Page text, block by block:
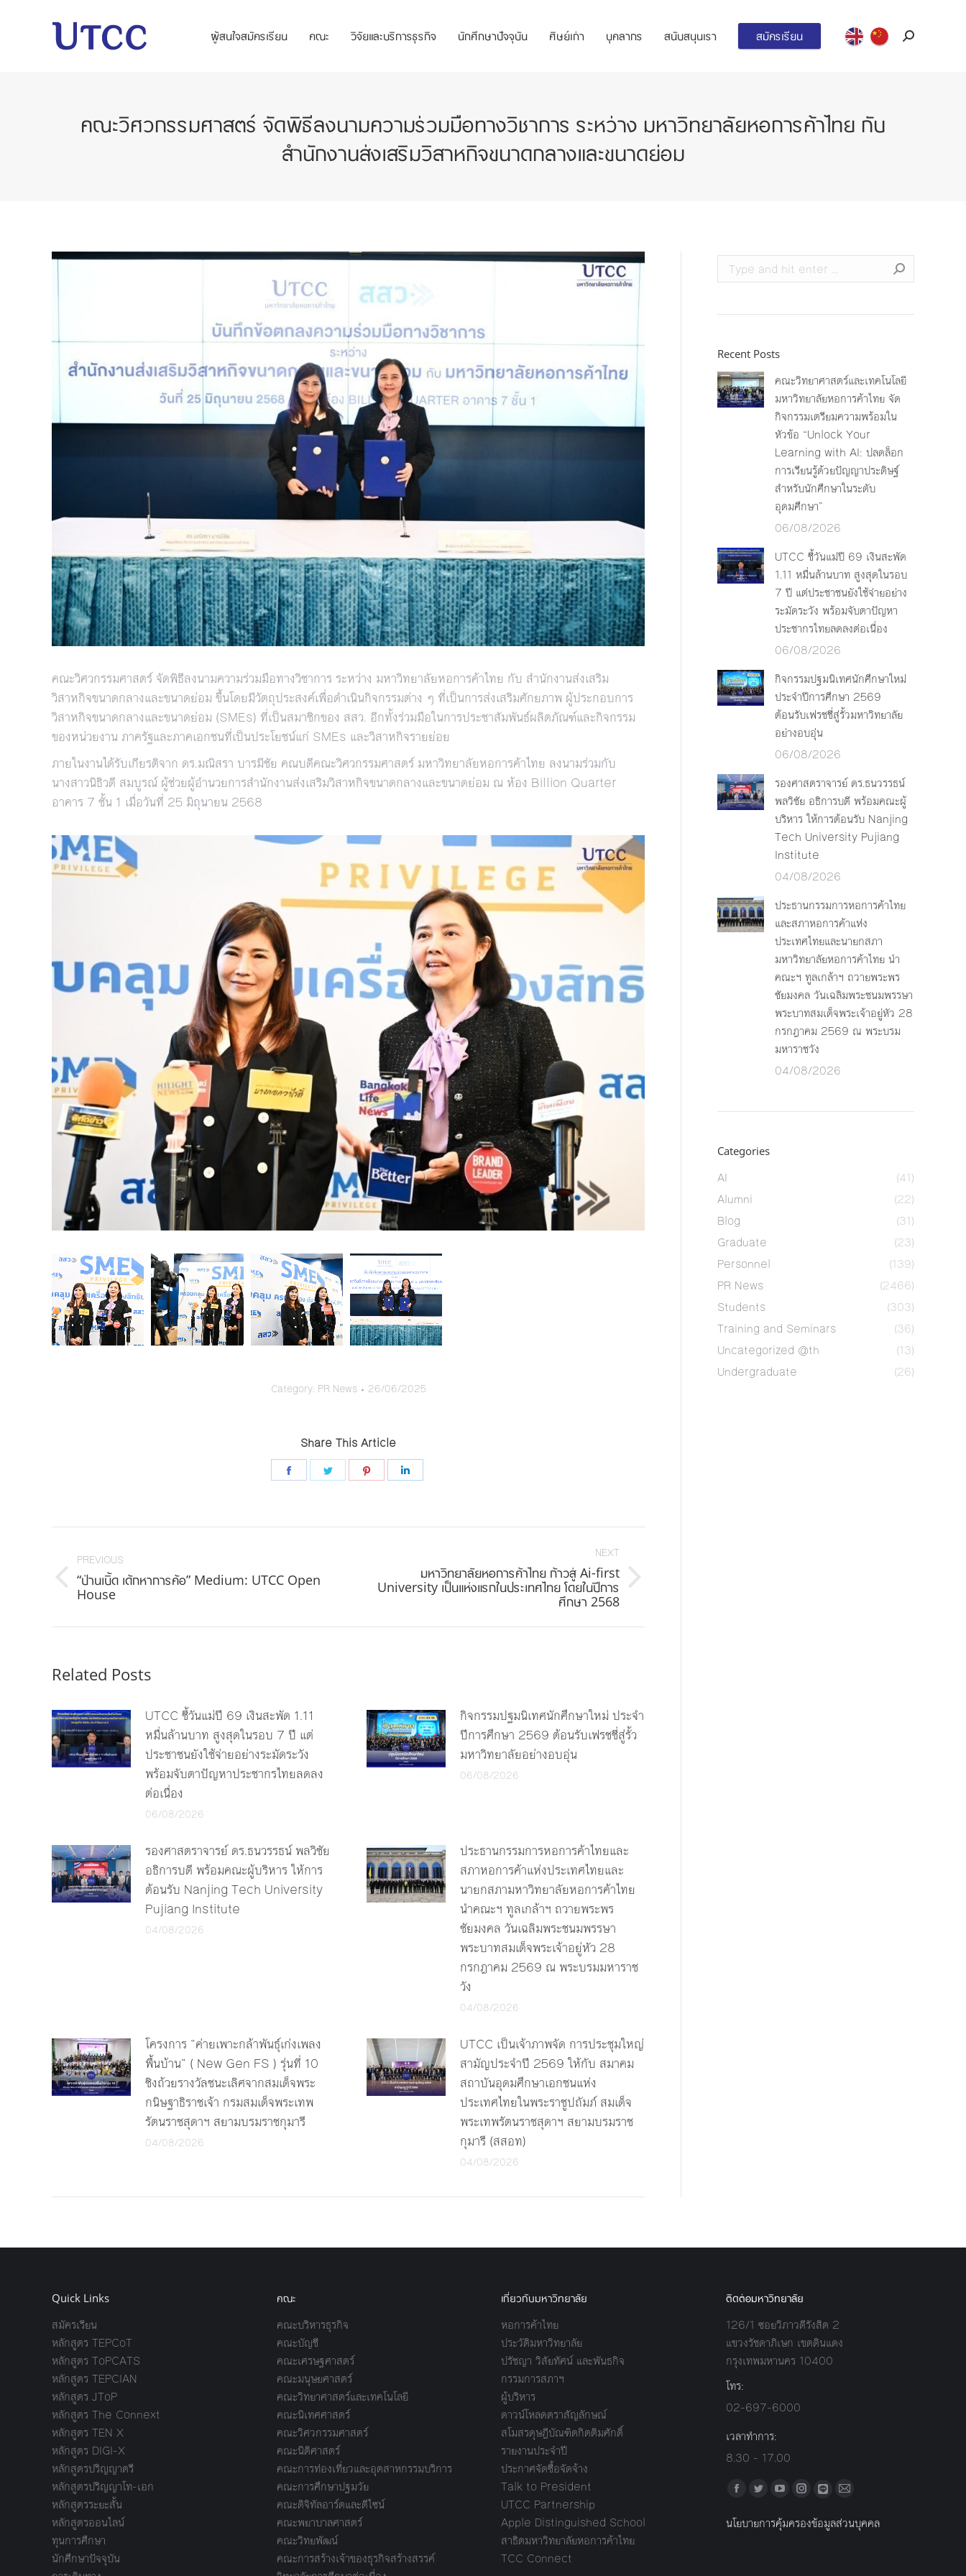
ผู้สนใจสมัครเรียน คณะ วิจัยและบริการธุรกิจ นักศึกษาปัจจุบัน ศิษย์เก่า บุคลากร สนับสนุนเรา สมัครเรียน Search:
คณะวิศวกรรมศาสตร์ จัดพิธีลงนามความร่วมมือทางวิชาการ ระหว่าง มหาวิทยาลัยหอการค้าไทย กับ
สำนักงานส่งเสริมวิสาหกิจขนาดกลางและขนาดย่อม
คณะวิศวกรรมศาสตร์ จัดพิธีลงนามความร่วมมือทางวิชาการ ระหว่าง มหาวิทยาลัยหอการค้าไทย กับ สำนักงานส่งเสริม
วิสาหกิจขนาดกลางและขนาดย่อม ขึ้นโดยมีวัตถุประสงค์เพื่อดำเนินกิจกรรมต่าง ๆ ที่เป็นการส่งเสริมศักยภาพ ผู้ประกอบการ
วิสาหกิจขนาดกลางและขนาดย่อม (SMEs) ที่เป็นสมาชิกของ สสว. อีกทั้งร่วมมือในการประชาสัมพันธ์ผลิตภัณฑ์และกิจกรรม
ของหน่วยงาน ภาครัฐและภาคเอกชนที่เป็นประโยชน์แก่ SMEs และวิสาหกิจรายย่อย
ภายในงานได้รับเกียรติจาก ดร.มณิสรา บารมีชัย คณบดีคณะวิศวกรรมศาสตร์ มหาวิทยาลัยหอการค้าไทย ลงนามร่วมกับ
นางสาวนิธิวดี สมบูรณ์ ผู้ช่วยผู้อำนวยการสำนักงานส่งเสริมวิสาหกิจขนาดกลางและขนาดย่อม ณ ห้อง Billion Quarter
อาคาร 7 ชั้น 1 เมื่อวันที่ 25 มิถุนายน 2568
Category: PR News 26/06/2025
Share This Article
Share Share
Share
navigation
PREVIOUS
Previous
post:
“ป่านเบิ้ด เด้กหาการค้อ” Medium: UTCC Open
House
NEXT
Next
มหาวิทยาลัยหอการค้าไทย ก้าวสู่ Ai-first
University เป็นแห่งแรกในประเทศไทย โดยในปีการ
ศึกษา 2568
Related Posts
UTCC ชี้วันแม่ปี 69 เงินสะพัด 1.11
หมื่นล้านบาท สูงสุดในรอบ 7 ปี แต่
ประชาชนยังใช้จ่ายอย่างระมัดระวัง
พร้อมจับตาปัญหาประชากรไทยลดลง
ต่อเนื่อง
06/08/2026
กิจกรรมปฐมนิเทศนักศึกษาใหม่ ประจำ
ปีการศึกษา 2569 ต้อนรับเฟรชชี่สู่รั้ว
มหาวิทยาลัยอย่างอบอุ่น
06/08/2026
รองศาสตราจารย์ ดร.ธนวรรธน์ พลวิชัย
อธิการบดี พร้อมคณะผู้บริหาร ให้การ
ต้อนรับ Nanjing Tech University
Pujiang Institute
04/08/2026
ประธานกรรมการหอการค้าไทยและ
สภาหอการค้าแห่งประเทศไทยและ
นายกสภามหาวิทยาลัยหอการค้าไทย
นำคณะฯ ทูลเกล้าฯ ถวายพระพร
ชัยมงคล วันเฉลิมพระชนมพรรษา
พระบาทสมเด็จพระเจ้าอยู่หัว 28
กรกฎาคม 2569 ณ พระบรมมหาราช
วัง
04/08/2026
โครงการ “ค่ายเพาะกล้าพันธุ์เก่งเพลง
พื้นบ้าน” ( New Gen FS ) รุ่นที่ 10
ชิงถ้วยรางวัลชนะเลิศจากสมเด็จพระ
กนิษฐาธิราชเจ้า กรมสมเด็จพระเทพ
รัตนราชสุดาฯ สยามบรมราชกุมารี
04/08/2026
UTCC เป็นเจ้าภาพจัด การประชุมใหญ่
สามัญประจำปี 2569 ให้กับ สมาคม
สถาบันอุดมศึกษาเอกชนแห่ง
ประเทศไทยในพระราชูปถัมภ์ สมเด็จ
พระเทพรัตนราชสุดาฯ สยามบรมราช
กุมารี (สสอท)
04/08/2026
Search:
Recent Posts
คณะวิทยาศาสตร์และเทคโนโลยี
มหาวิทยาลัยหอการค้าไทย จัด
กิจกรรมเตรียมความพร้อมใน
หัวข้อ “Unlock Your
Learning with AI: ปลดล็อก
การเรียนรู้ด้วยปัญญาประดิษฐ์
สำหรับนักศึกษาในระดับ
อุดมศึกษา”
06/08/2026
UTCC ชี้วันแม่ปี 69 เงินสะพัด
1.11 หมื่นล้านบาท สูงสุดในรอบ
7 ปี แต่ประชาชนยังใช้จ่ายอย่าง
ระมัดระวัง พร้อมจับตาปัญหา
ประชากรไทยลดลงต่อเนื่อง
06/08/2026
กิจกรรมปฐมนิเทศนักศึกษาใหม่
ประจำปีการศึกษา 2569
ต้อนรับเฟรชชี่สู่รั้วมหาวิทยาลัย
อย่างอบอุ่น
06/08/2026
รองศาสตราจารย์ ดร.ธนวรรธน์
พลวิชัย อธิการบดี พร้อมคณะผู้
บริหาร ให้การต้อนรับ Nanjing
Tech University Pujiang
Institute
04/08/2026
ประธานกรรมการหอการค้าไทย
และสภาหอการค้าแห่ง
ประเทศไทยและนายกสภา
มหาวิทยาลัยหอการค้าไทย นำ
คณะฯ ทูลเกล้าฯ ถวายพระพร
ชัยมงคล วันเฉลิมพระชนมพรรษา
พระบาทสมเด็จพระเจ้าอยู่หัว 28
กรกฎาคม 2569 ณ พระบรม
มหาราชวัง
04/08/2026
Categories
AI
(41)
Alumni
(22)
Blog
(31)
Graduate
(23)
Personnel
(139)
PR News
(2466)
Students
(303)
Training and Seminars
(36)
Uncategorized @th
(13)
Undergraduate
(26)
Quick Links
สมัครเรียน
หลักสูตร TEPCoT
หลักสูตร ToPCATS
หลักสูตร TEPCIAN
หลักสูตร JToP
หลักสูตร The Connext
หลักสูตร TEN X
หลักสูตร DIGI-X
หลักสูตรปริญญาตรี
หลักสูตรปริญญาโท-เอก
หลักสูตรระยะสั้น
หลักสูตรออนไลน์
ทุนการศึกษา
นักศึกษาปัจจุบัน
คณะ
คณะบริหารธุรกิจ
คณะบัญชี
คณะเศรษฐศาสตร์
คณะมนุษยศาสตร์
คณะวิทยาศาสตร์และเทคโนโลยี
คณะนิเทศศาสตร์
คณะวิศวกรรมศาสตร์
คณะนิติศาสตร์
คณะการท่องเที่ยวและอุตสาหกรรมบริการ
คณะการศึกษาปฐมวัย
คณะดิจิทัลอาร์ตและดีไซน์
คณะพยาบาลศาสตร์
คณะวิทยพัฒน์
คณะการสร้างเจ้าของธุรกิจสร้างสรรค์
เกี่ยวกับมหาวิทยาลัย
หอการค้าไทย
ประวัติมหาวิทยาลัย
ปรัชญา วิสัยทัศน์ และพันธกิจ
กรรมการสภาฯ
ผู้บริหาร
ดาวน์โหลดตราสัญลักษณ์
สโมสรดุษฎีบัณฑิตกิตติมศักดิ์
รายงานประจำปี
ประกาศจัดซื้อจัดจ้าง
Talk to President
UTCC Partnership
Apple Distinguished School
สาธิตมหาวิทยาลัยหอการค้าไทย
TCC Connect
ติดต่อมหาวิทยาลัย
126/1 ซอยวิภาวดีรังสิต 2
แขวงรัชดาภิเษก เขตดินแดง
กรุงเทพมหานคร 10400
โทร:
02-697-6000
เวลาทำการ:
8.30 - 17.00
Find us on:
Facebook
TwitterYouTube
Instagram
LineMail
นโยบายการคุ้มครองข้อมูลส่วนบุคคล